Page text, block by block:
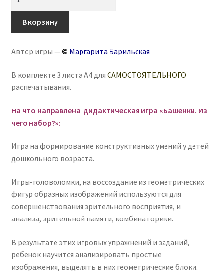
Игра-
головоломка
Из
набор?»
В корзину
Автор игры — © Маргарита Барильская
В комплекте 3 листа А4 для САМОСТОЯТЕЛЬНОГО
распечатывания.
На что направлена дидактическая игра «Башенки. Из
чего набор?»:
Игра на формирование конструктивных умений у детей
дошкольного возраста.
Игры-головоломки, на воссоздание из геометрических
фигур образных изображений используются для
совершенствования зрительного восприятия, и
анализа, зрительной памяти, комбинаторики.
В результате этих игровых упражнений и заданий,
ребенок научится анализировать простые
изображения, выделять в них геометрические блоки.